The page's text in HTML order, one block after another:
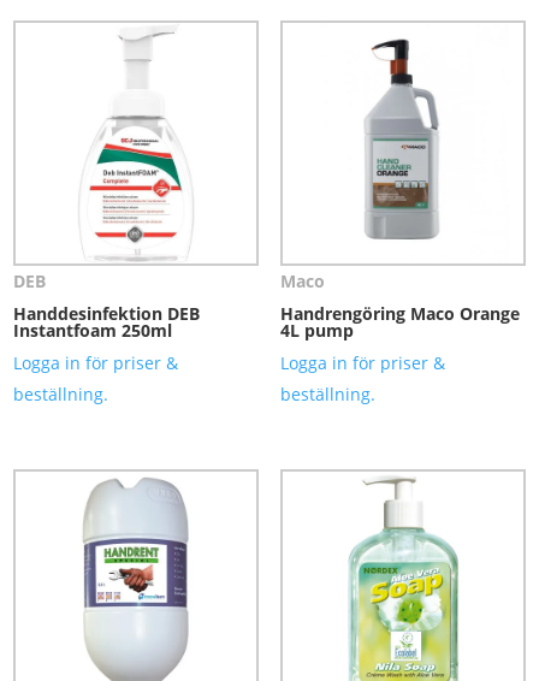
DEB
Handdesinfektion DEB
Instantfoam 250ml
Logga in för priser &
beställning.
Maco
Handrengöring Maco Orange
4L pump
Logga in för priser &
beställning.